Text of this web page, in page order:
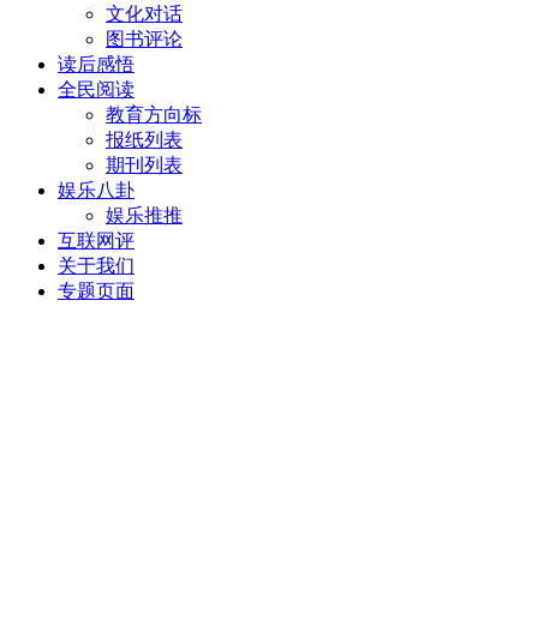
文化对话
图书评论
读后感悟
全民阅读
教育方向标
报纸列表
期刊列表
娱乐八卦
娱乐推推
互联网评
关于我们
专题页面